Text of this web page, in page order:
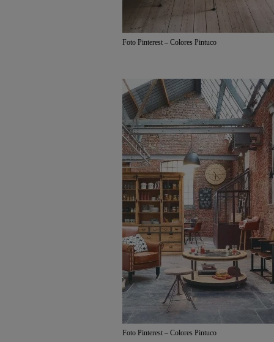
Foto Pinterest – Colores Pintuco
Foto Pinterest – Colores Pintuco